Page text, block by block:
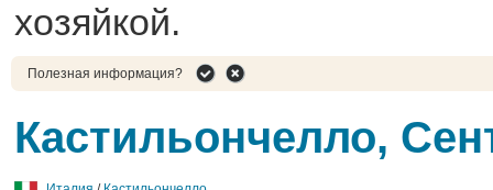
хозяйкой.
Полезная информация?
Кастильончелло,